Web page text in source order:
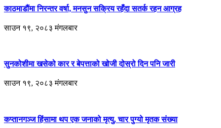
काठमाडौंमा निरन्तर वर्षा, मनसुन सक्रिय रहँदा सतर्क रहन आग्रह
साउन १९, २०८३ मंगलबार
सुनकोशीमा खसेको कार र बेपत्ताको खोजी दोस्रो दिन पनि जारी
साउन १९, २०८३ मंगलबार
कप्तानगञ्ज हिंसामा थप एक जनाको मृत्यु, चार पुग्यो मृतक संख्या